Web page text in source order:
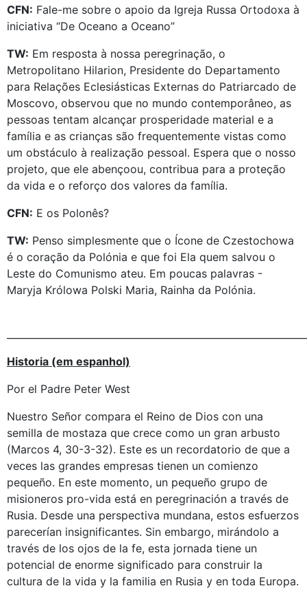
CFN: Fale-me sobre o apoio da Igreja Russa Ortodoxa à
iniciativa “De Oceano a Oceano”
TW: Em resposta à nossa peregrinação, o
Metropolitano Hilarion, Presidente do Departamento
para Relações Eclesiásticas Externas do Patriarcado de
Moscovo, observou que no mundo contemporâneo, as
pessoas tentam alcançar prosperidade material e a
família e as crianças são frequentemente vistas como
um obstáculo à realização pessoal. Espera que o nosso
projeto, que ele abençoou, contribua para a proteção
da vida e o reforço dos valores da família.
CFN: E os Polonês?
TW: Penso simplesmente que o Ícone de Czestochowa
é o coração da Polónia e que foi Ela quem salvou o
Leste do Comunismo ateu. Em poucas palavras -
Maryja Królowa Polski Maria, Rainha da Polónia.
Historia (em espanhol)
Por el Padre Peter West
Nuestro Señor compara el Reino de Dios con una
semilla de mostaza que crece como un gran arbusto
(Marcos 4, 30-3-32). Este es un recordatorio de que a
veces las grandes empresas tienen un comienzo
pequeño. En este momento, un pequeño grupo de
misioneros pro-vida está en peregrinación a través de
Rusia. Desde una perspectiva mundana, estos esfuerzos
parecerían insignificantes. Sin embargo, mirándolo a
través de los ojos de la fe, esta jornada tiene un
potencial de enorme significado para construir la
cultura de la vida y la familia en Rusia y en toda Europa.